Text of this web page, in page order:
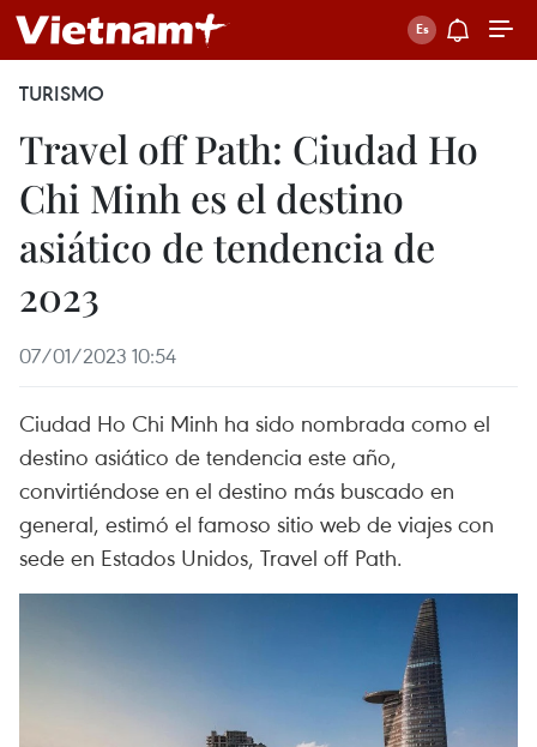
TURISMO
Travel off Path: Ciudad Ho
Chi Minh es el destino
asiático de tendencia de
2023
07/01/2023 10:54
Ciudad Ho Chi Minh ha sido nombrada como el
destino asiático de tendencia este año,
convirtiéndose en el destino más buscado en
general, estimó el famoso sitio web de viajes con
sede en Estados Unidos, Travel off Path.